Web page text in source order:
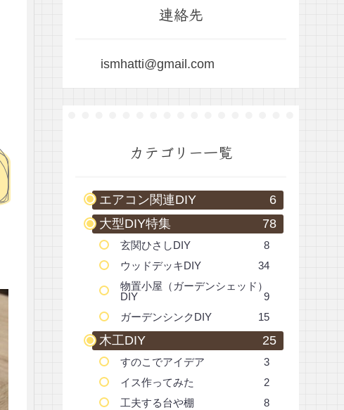
連絡先
ismhatti@gmail.com
カテゴリー一覧
エアコン関連DIY
6
大型DIY特集
78
玄関ひさしDIY
8
ウッドデッキDIY
34
物置小屋（ガーデンシェッド）
DIY
9
ガーデンシンクDIY
15
木工DIY 25
すのこでアイデア
3
イス作ってみた
2
工夫する台や棚
8